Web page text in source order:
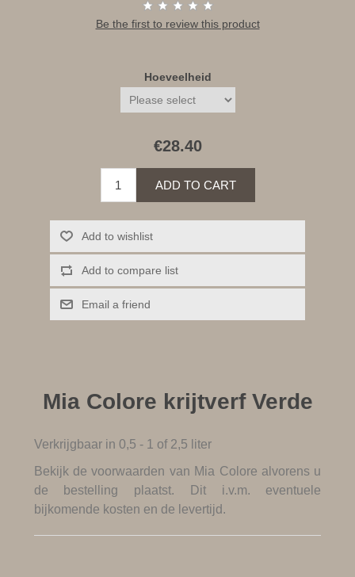
Be the first to review this product
Hoeveelheid
€28.40
ADD TO CART
Add to wishlist
Add to compare list
Email a friend
Mia Colore krijtverf Verde
Verkrijgbaar in 0,5 - 1 of 2,5 liter
Bekijk devoorwaarden van Mia Colore alvorens u
de bestelling plaatst. Dit i.v.m. eventuele
bijkomende kosten en de levertijd.